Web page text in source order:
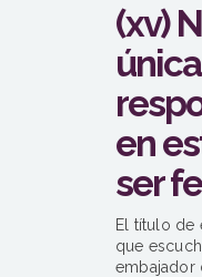
(xv)
única
en
ser
El título de
que
embajador